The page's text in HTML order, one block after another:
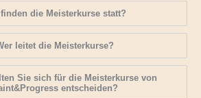
die Meisterkurse statt?
leitet die Meisterkurse?
Sie sich für die Meisterkurse von
entscheiden?